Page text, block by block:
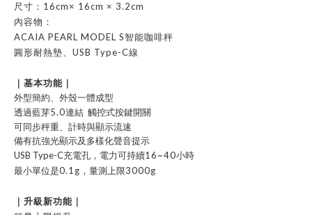
尺寸： 16cm× 16cm × 3.2cm
內容物：
ACAIA PEARL MODEL S智能咖啡秤
圓形耐熱墊、 USB Type-C線
｜基本功能｜
外型簡約、外殼一體成型
透過藍芽5.0連結 觸控式按鍵開關
可同步秤重、計時與顯示流速
備有抗強光顯示及多樣化聲音提示
USB Type-C充電孔，電力可持續16~40小時
最小單位是0.1g ，量測上限3000g
｜升級新功能｜